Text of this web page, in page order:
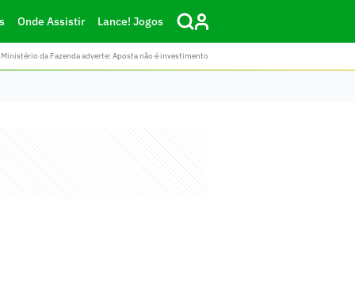
Onde Assistir Lance! Jogos
da Fazenda adverte: Aposta não é investimento